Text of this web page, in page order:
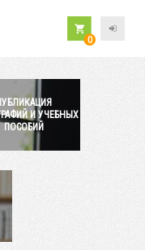
0
И УЧЕБНЫХ
ПОСОБИЙ